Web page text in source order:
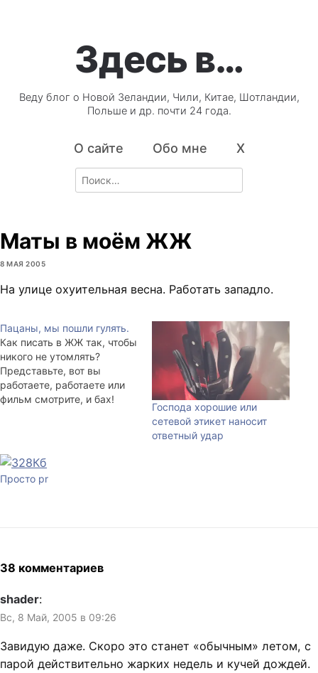
Здесь в…
Веду блог о Новой Зеландии, Чили, Китае, Шотландии,
Польше и др. почти 24 года.
О сайте Обо мне X
Search
for:
Маты в моём ЖЖ
8 МАЯ 2005
На улице охуительная весна. Работать западло.
Пацаны, мы пошли гулять.
Как писать в ЖЖ так, чтобы
никого не утомлять?
Представьте, вот вы
работаете, работаете или
фильм смотрите, и бах!
который вспомнился после
того, как вы увидели
лысую певицу. Может это
Господа хорошие или
сетевой этикет наносит
ответный удар
Просто pr
38 комментариев
shader:
Вс, 8 Май, 2005 в 09:26
Завидую даже. Скоро это станет «обычным» летом, с
парой действительно жарких недель и кучей дождей.